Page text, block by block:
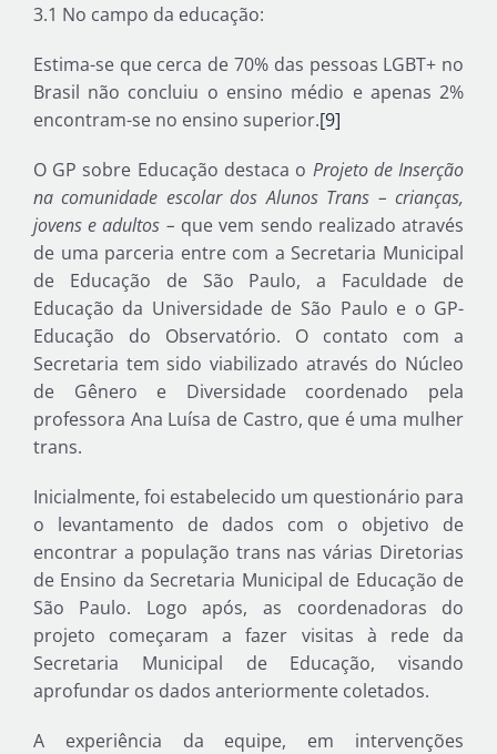
3.1 No campo da educação:
Estima-se que cerca de 70% das pessoas LGBT+ no
Brasil não concluiu o ensino médio e apenas 2%
encontram-se no ensino superior.[9]
O GP sobre Educação destaca o Projeto de Inserção
na comunidade escolar dos Alunos Trans – crianças,
jovens e adultos – que vem sendo realizado através
de uma parceria entre com a Secretaria Municipal
de Educação de São Paulo, a Faculdade de
Educação da Universidade de São Paulo e o GP-
Educação do Observatório. O contato com a
Secretaria tem sido viabilizado através do Núcleo
de Gênero e Diversidade coordenado pela
professora Ana Luísa de Castro, que é uma mulher
trans.
Inicialmente, foi estabelecido um questionário para
o levantamento de dados com o objetivo de
encontrar a população trans nas várias Diretorias
de Ensino da Secretaria Municipal de Educação de
São Paulo. Logo após, as coordenadoras do
projeto começaram a fazer visitas à rede da
Secretaria Municipal de Educação, visando
aprofundar os dados anteriormente coletados.
A experiência da equipe, em intervenções